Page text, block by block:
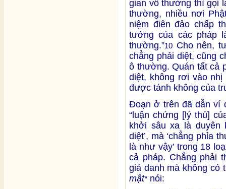
gian vô thường thì gọi
thường, nhiều nơi
niệm điên đảo chấp
tướng của các pháp
thường.”10 Cho nên,
chẳng phải diệt, cũng
ô thường. Quán tất cả
diệt, không rơi vào
được tánh không của
Đoạn ở trên đã dẫn ví
“luận chứng [lý thú]
khởi sâu xa là duyên
diệt’, mà ‘chẳng phỉa
là như vậy’ trong 18
cả pháp. Chẳng phải
giả danh mà không
mật* nói: